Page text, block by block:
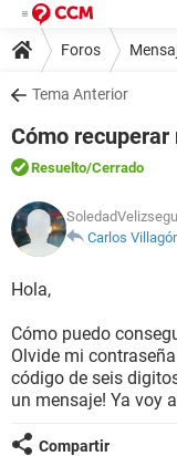
Foros
Tema Anterior
Cómo
Resuelto/Cerrado
Carlos
Hola,
Cómo puedo
Olvide mi
código de seis
un mensaje! Ya voy
Compartir